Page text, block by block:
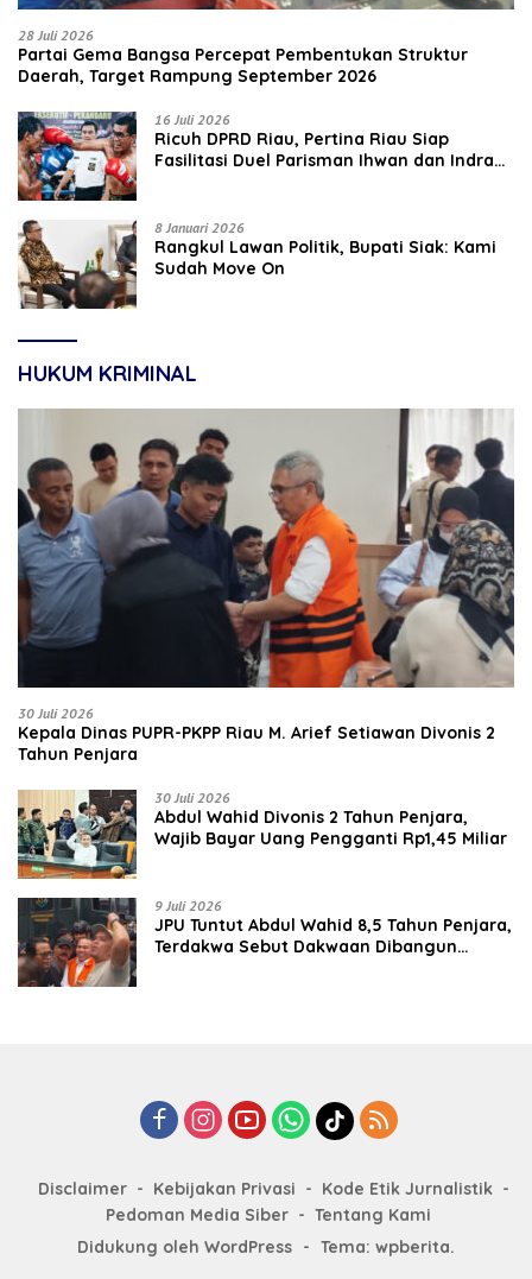
28 Juli 2026
Partai Gema Bangsa Percepat Pembentukan Struktur
Daerah, Target Rampung September 2026
16 Juli 2026
‎Ricuh DPRD Riau, Pertina Riau Siap
Fasilitasi Duel Parisman Ihwan dan Indra
8 Januari 2026
Rangkul Lawan Politik, Bupati Siak: Kami
Sudah Move On
HUKUM KRIMINAL
30 Juli 2026
Kepala Dinas PUPR-PKPP Riau M. Arief Setiawan Divonis 2
Tahun Penjara
30 Juli 2026
‎‎Abdul Wahid Divonis 2 Tahun Penjara,
Wajib Bayar Uang Pengganti Rp1,45 Miliar
9 Juli 2026
JPU Tuntut Abdul Wahid 8,5 Tahun Penjara,
Terdakwa Sebut Dakwaan Dibangun
Disclaimer Kebijakan Privasi
Kode Etik Jurnalistik
Pedoman Media Siber
Tentang Kami
Didukung oleh WordPress - Tema: wpberita.